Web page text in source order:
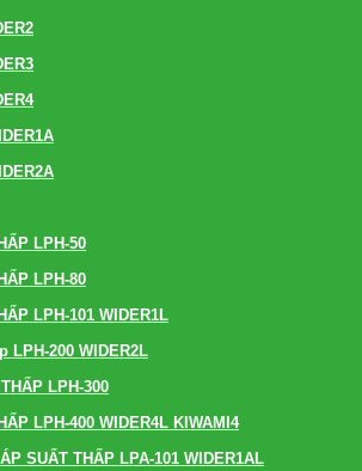
LPH-50
LPH-80
LPH-101 WIDER1L
LPH-200 WIDER2L
LPH-300
LPH-400 WIDER4L KIWAMI4
SUẤT THẤP LPA-101 WIDER1AL